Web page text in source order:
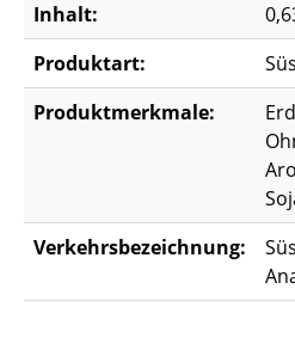
Inhalt:
Produktart:
Produktmerkmale:
Verkehrsbezeichnung: